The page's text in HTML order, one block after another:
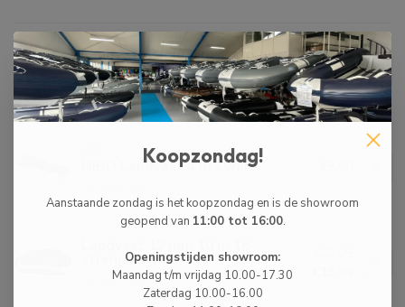
Landvast 8 mm 6 m 3-strengs
Zwart
Op voorraad
€7,50
€5,99
HIBO Landvast 4 m Zwart
strengs Zwart
Op voorraad
Koopzondag!
Aanstaande zondag is het koopzondag en is de showroom
geopend van 11:00 tot 16:00.
Openingstijden showroom:
Maandag t/m vrijdag 10.00-17.30
Zaterdag 10.00-16.00